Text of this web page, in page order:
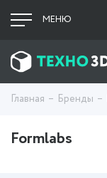
МЕНЮ
Главная Бренды
Formlabs